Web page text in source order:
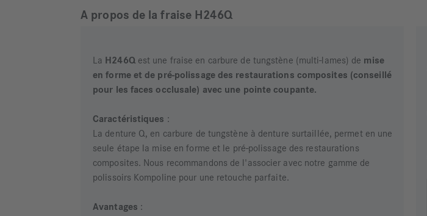
A propos de la fraise H246Q
La H246Q est une fraise en carbure de tungstène (multi-lames) de mise
en forme et de pré-polissage des restaurations composites (conseillé
pour les faces occlusale) avec une pointe coupante.
Caractéristiques :
La denture Q, en carbure de tungstène à denture surtaillée, permet en une
seule étape la mise en forme et le pré-polissage des restaurations
composites. Nous recommandons de l'associer avec notre gamme de
polissoirs Kompoline pour une retouche parfaite.
Avantages :